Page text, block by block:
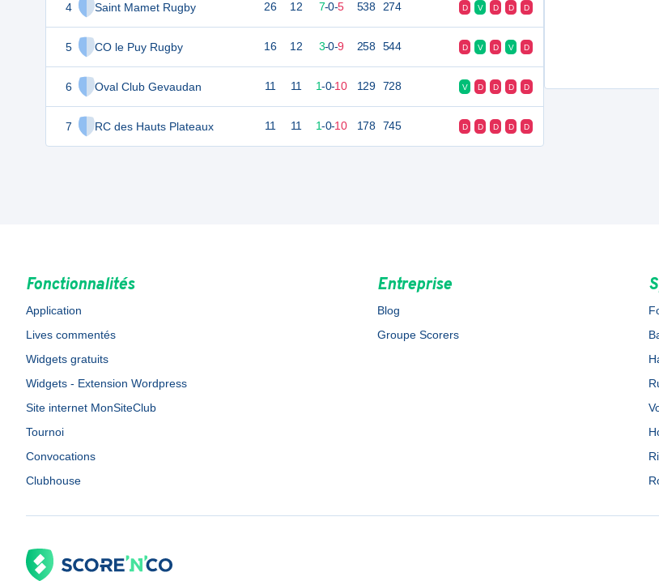
4 Saint Mamet Rugby
5 CO le Puy Rugby
6 Oval Club Gevaudan
7 RC des Hauts Plateaux
26 12 7-0-5 538 274 D V D D D
16 12 3-0-9 258 544 D V D V D
11 11 1-0-10 129 728 V D D D D
11 11 1-0-10 178 745 D D D D D
Fonctionnalités
Application
Lives commentés
Widgets gratuits
Widgets - Extension Wordpress
Site internet MonSiteClub
Tournoi
Convocations
Clubhouse
Entreprise
Blog
Groupe Scorers